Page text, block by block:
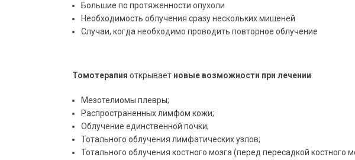
Большие по протяженности опухоли
Необходимость облучения сразу нескольких мишеней
Случаи, когда необходимо проводить повторное облучение
Томотерапия открывает новые возможности при лечении:
Мезотелиомы плевры;
Распространенных лимфом кожи;
Облучение единственной почки;
Тотального облучения лимфатических узлов;
Тотального облучения костного мозга (перед пересадкой костного